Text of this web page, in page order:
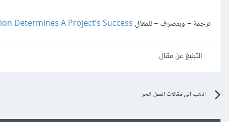
ترجمة – وبتصرف – للمقال Determines A Project’s Success
التبليغ عن مقال
اذهب الى مقالات العمل الحر